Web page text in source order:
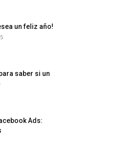
un feliz año!
saber si un
Ads: